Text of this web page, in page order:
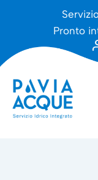
Pronto